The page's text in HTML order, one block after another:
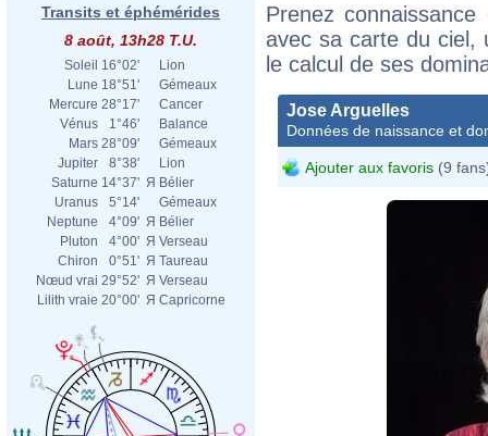
Transits et éphémérides
8 août, 13h28 T.U.
Soleil 16°02'
Lion
Lune 18°51'
Gémeaux
Mercure 28°17'
Cancer
Vénus
1°46'
Balance
Mars 28°09'
Gémeaux
Jupiter
8°38'
Lion
Saturne 14°37' Я Bélier
Uranus
5°14'
Gémeaux
Neptune
4°09' Я Bélier
Pluton
4°00' Я Verseau
Chiron
0°51' Я Taureau
Nœud vrai 29°52' Я Verseau
Lilith vraie 20°00' Я Capricorne
Prenez
avec sa carte du ciel,
le calcul de ses
Jose Arguelles
Données de naissance et
Ajouter aux favoris (9